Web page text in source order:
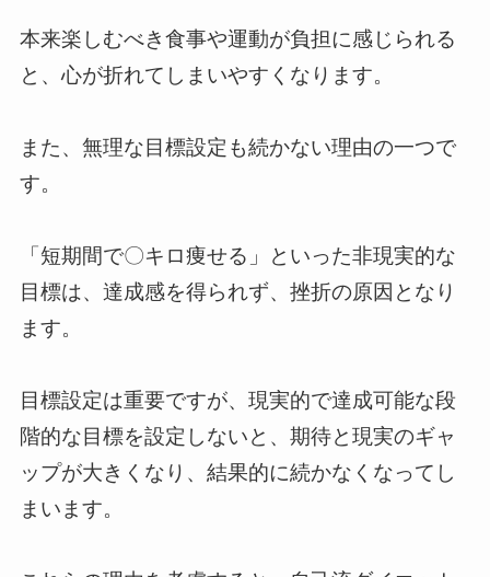
本来楽しむべき食事や運動が負担に感じられる
と、心が折れてしまいやすくなります。
また、無理な目標設定も続かない理由の一つで
す。
「短期間で〇キロ痩せる」といった非現実的な
目標は、達成感を得られず、挫折の原因となり
ます。
目標設定は重要ですが、現実的で達成可能な段
階的な目標を設定しないと、期待と現実のギャ
ップが大きくなり、結果的に続かなくなってし
まいます。